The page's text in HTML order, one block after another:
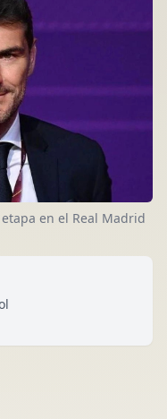
en el Real Madrid